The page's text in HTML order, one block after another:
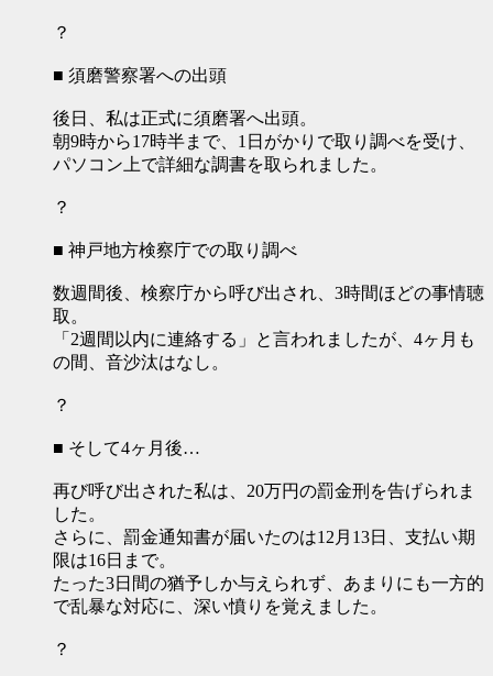
？
■ 須磨警察署への出頭
後日、私は正式に須磨署へ出頭。
朝9時から17時半まで、1日がかりで取り調べを受け、
パソコン上で詳細な調書を取られました。
？
■ 神戸地方検察庁での取り調べ
数週間後、検察庁から呼び出され、3時間ほどの事情聴
取。
「2週間以内に連絡する」と言われましたが、4ヶ月も
の間、音沙汰はなし。
？
■ そして4ヶ月後…
再び呼び出された私は、20万円の罰金刑を告げられま
した。
さらに、罰金通知書が届いたのは12月13日、支払い期
限は16日まで。
たった3日間の猶予しか与えられず、あまりにも一方的
で乱暴な対応に、深い憤りを覚えました。
？